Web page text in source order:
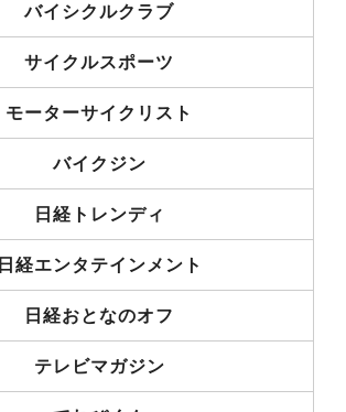
バイシクルクラブ
サイクルスポーツ
モーターサイクリスト
バイクジン
日経トレンディ
日経エンタテインメント
日経おとなのオフ
テレビマガジン